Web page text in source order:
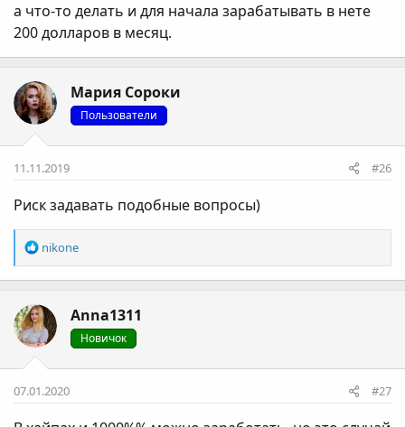
а что-то делать и для начала зарабатывать в нете
200 долларов в месяц.
Мария Сороки
Пользователи
11.11.2019 #26
Риск задавать подобные вопросы)
Р
е
а
ц
і
ї
nikone
Anna1311
Новичок
07.01.2020 #27